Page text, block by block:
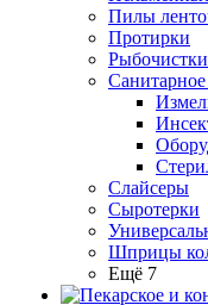
Пилы
Протирки
Рыбочистки
Слайсеры
Сыротерки
Шприцы
Ещё 7